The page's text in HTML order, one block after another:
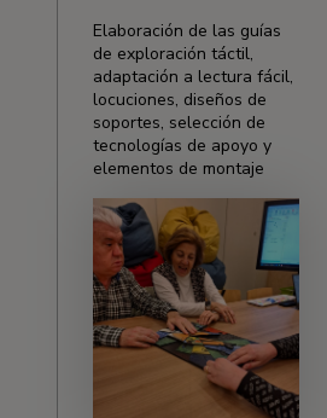
Elaboración de las guías
de exploración táctil,
adaptación a lectura fácil,
locuciones, diseños de
soportes, selección de
tecnologías de apoyo y
elementos de montaje